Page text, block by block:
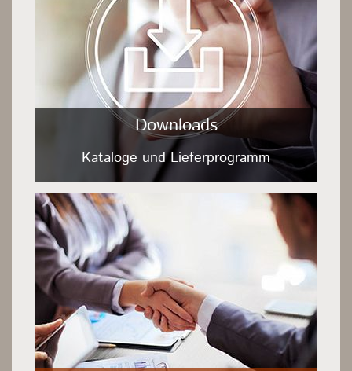
Downloads
Kataloge und Lieferprogramm